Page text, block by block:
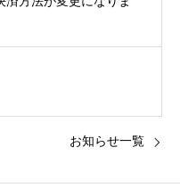
お知らせ一覧